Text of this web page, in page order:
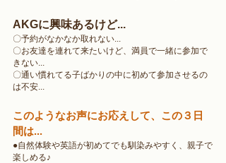
AKGに興味あるけど...
〇予約がなかなか取れない...
〇お友達を連れて来たいけど、満員で一緒に参加で
きない...
〇通い慣れてる子ばかりの中に初めて参加させるの
は不安...
このようなお声にお応えして、この３日
間は...
●自然体験や英語が初めてでも馴染みやすく、親子で
楽しめる♪